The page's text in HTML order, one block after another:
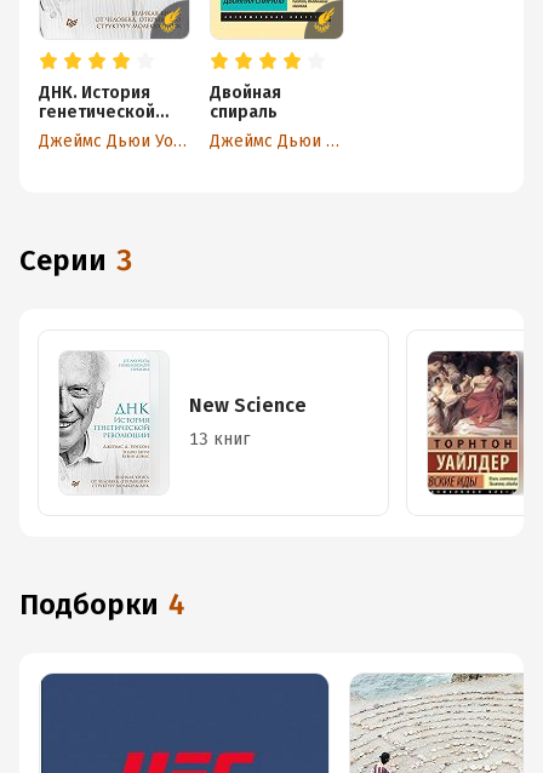
ДНК. История
генетической
революции
Джеймс Дьюи Уотсон
Двойная
спираль
Джеймс Дьюи Уотсон
Серии 3
New Science
13 книг
Подборки 4